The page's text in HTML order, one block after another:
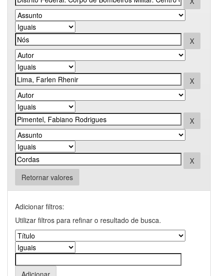
Retornar valores
Adicionar filtros:
Utilizar filtros para refinar o resultado de busca.